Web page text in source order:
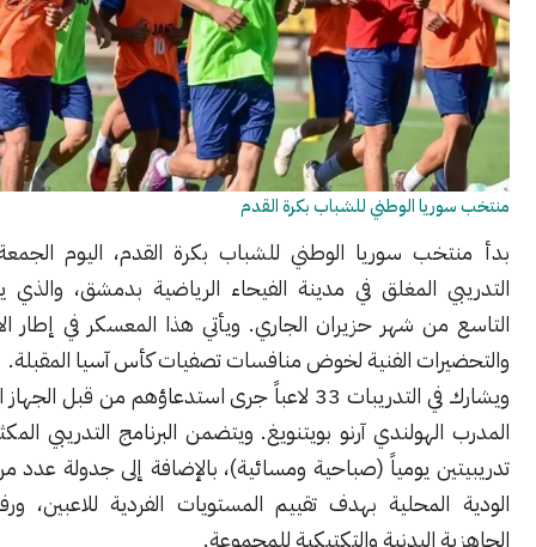
الوطني للشباب بكرة القدم
سوريا الوطني للشباب بكرة القدم، اليوم الجمعة، معسكره
المغلق في مدينة الفيحاء الرياضية بدمشق، والذي يستمر حتى
شهر حزيران الجاري. ويأتي هذا المعسكر في إطار الاستعدادات
الفنية لخوض منافسات تصفيات كأس آسيا المقبلة.
​ويشارك في التدريبات 33 لاعباً جرى استدعاؤهم من قبل الجهاز الفني بقيادة
آرنو بويتنويغ. ويتضمن البرنامج التدريبي المكثف حصتين
يومياً (صباحية ومسائية)، بالإضافة إلى جدولة عدد من المباريات
بهدف تقييم المستويات الفردية للاعبين، ورفع مؤشرات
البدنية والتكتيكية للمجموعة.